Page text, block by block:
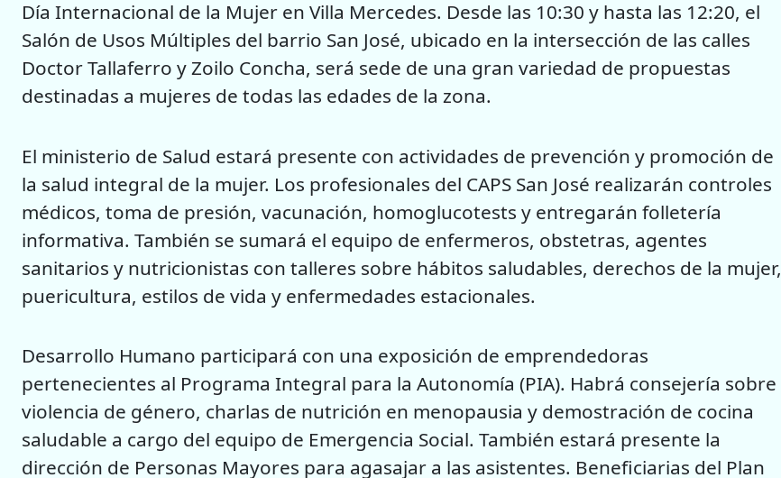
Día Internacional de la Mujer en Villa Mercedes. Desde las 10:30 y hasta las 12:20, el
Salón de Usos Múltiples del barrio San José, ubicado en la intersección de las calles
Doctor Tallaferro y Zoilo Concha, será sede de una gran variedad de propuestas
destinadas a mujeres de todas las edades de la zona.
El ministerio de Salud estará presente con actividades de prevención y promoción de
la salud integral de la mujer. Los profesionales del CAPS San José realizarán controles
médicos, toma de presión, vacunación, homoglucotests y entregarán folletería
informativa. También se sumará el equipo de enfermeros, obstetras, agentes
sanitarios y nutricionistas con talleres sobre hábitos saludables, derechos de la mujer,
puericultura, estilos de vida y enfermedades estacionales.
Desarrollo Humano participará con una exposición de emprendedoras
pertenecientes al Programa Integral para la Autonomía (PIA). Habrá consejería sobre
violencia de género, charlas de nutrición en menopausia y demostración de cocina
saludable a cargo del equipo de Emergencia Social. También estará presente la
dirección de Personas Mayores para agasajar a las asistentes. Beneficiarias del Plan